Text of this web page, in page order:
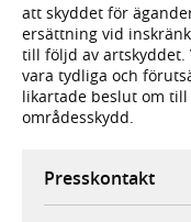
att skyddet för
ersättning vid
till följd av artskyddet.
vara tydliga och
likartade beslut om
områdesskydd.
Presskontakt